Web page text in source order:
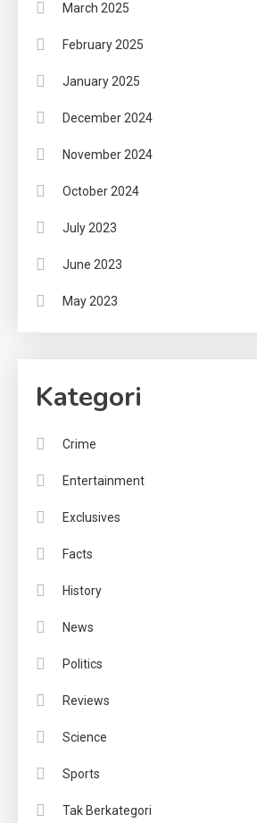
March 2025
February 2025
January 2025
December 2024
November 2024
October 2024
July 2023
June 2023
May 2023
Kategori
Crime
Entertainment
Exclusives
Facts
History
News
Politics
Reviews
Science
Sports
Tak Berkategori